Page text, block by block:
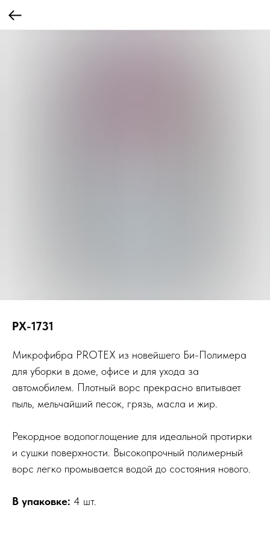
PX-1731
Микрофибра PROTEX из новейшего Би-Полимера
для уборки в доме, офисе и для ухода за
автомобилем. Плотный ворс прекрасно впитывает
пыль, мельчайший песок, грязь, масла и жир.
Рекордное водопоглощение для идеальной протирки
и сушки поверхности. Высокопрочный полимерный
ворс легко промывается водой до состояния нового.
В упаковке: 4 шт.